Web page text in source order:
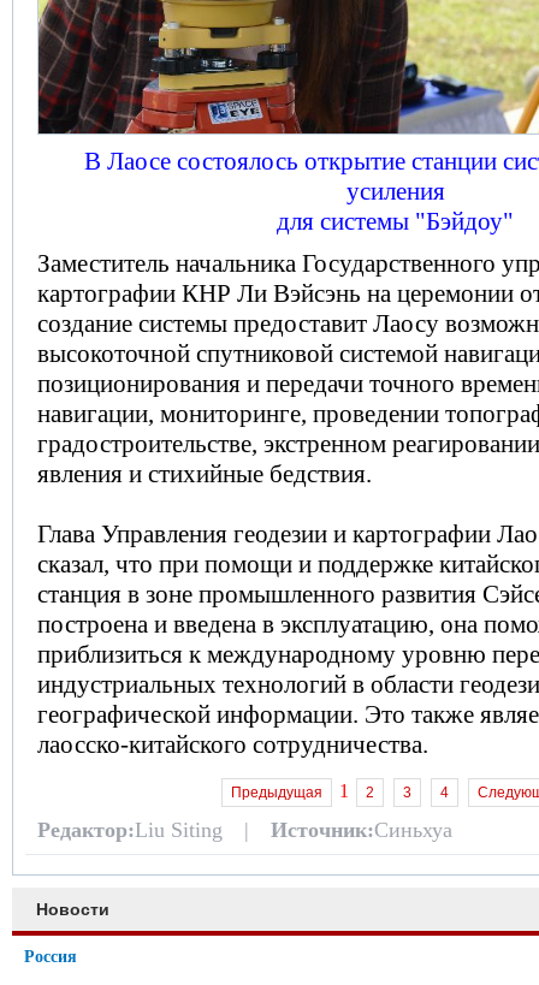
В Лаосе состоялось открытие станции
усиления
для системы "Бэйдоу"
Заместитель начальника Государственного
картографии КНР Ли Вэйсэнь на церемонии
создание системы предоставит Лаосу
высокоточной спутниковой системой
позиционирования и передачи точного
навигации, мониторинге, проведении
градостроительстве, экстренном
явления и стихийные бедствия.
Глава Управления геодезии и картографии
сказал, что при помощи и поддержке
станция в зоне промышленного развития
построена и введена в эксплуатацию, она
приблизиться к международному уровню
индустриальных технологий в области
географической информации. Это также
лаосско-китайского сотрудничества.
Предыдущая 1 2 3 4
Редактор:Liu Siting | Источник:Синьхуа
Новости
Россия